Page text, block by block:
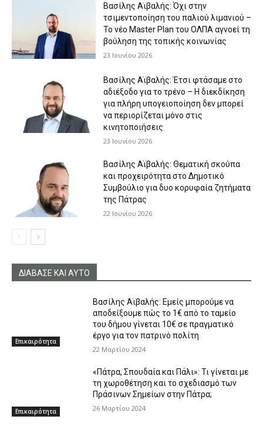
Βασίλης Αϊβαλής: Όχι στην
τσιμεντοποίηση του παλιού λιμανιού –
Το νέο Master Plan του ΟΛΠΑ αγνοεί τη
βούληση της τοπικής κοινωνίας
23 Ιουνίου 2026
Βασίλης Αϊβαλής: Έτσι φτάσαμε στο
αδιέξοδο για το τρένο – Η διεκδίκηση
για πλήρη υπογειοποίηση δεν μπορεί
να περιορίζεται μόνο στις
κινητοποιήσεις
23 Ιουνίου 2026
Βασίλης Αϊβαλής: Θεματική σκούπα
και προχειρότητα στο Δημοτικό
Συμβούλιο για δυο κορυφαία ζητήματα
της Πάτρας
22 Ιουνίου 2026
ΔΙΑΒΑΣΕ ΚΑΙ ΑΥΤΟ
Επικαιρότητα
Βασίλης Αϊβαλής: Εμείς μπορούμε να
αποδείξουμε πώς το 1€ από το ταμείο
του δήμου γίνεται 10€ σε πραγματικό
έργο για τον πατρινό πολίτη
22 Μαρτίου 2024
Επικαιρότητα
«Πάτρα, Σπουδαία και Πάλι»: Τι γίνεται με
τη χωροθέτηση και το σχεδιασμό των
Πράσινων Σημείων στην Πάτρα;
26 Μαρτίου 2024